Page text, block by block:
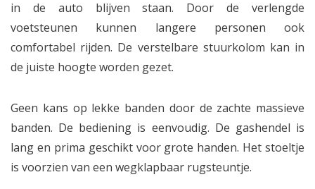
in de auto blijven staan. Door de verlengde
voetsteunen kunnen langere personen ook
comfortabel rijden. De verstelbare stuurkolom kan in
de juiste hoogte worden gezet.
Geen kans op lekke banden door de zachte massieve
banden. De bediening is eenvoudig. De gashendel is
lang en prima geschikt voor grote handen. Het stoeltje
is voorzien van een wegklapbaar rugsteuntje.